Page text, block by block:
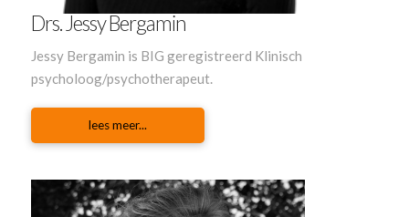
Drs. Jessy Bergamin
Jessy Bergamin is BIG geregistreerd Klinisch
psycholoog/psychotherapeut.
lees meer...